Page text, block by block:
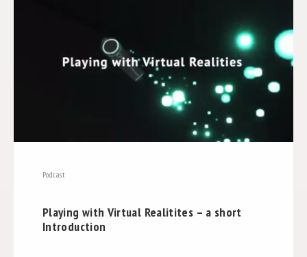
Podcast
Playing with Virtual Realitites – a short
Introduction